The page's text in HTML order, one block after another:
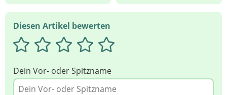
Diesen Artikel bewerten
Dein Vor- oder Spitzname